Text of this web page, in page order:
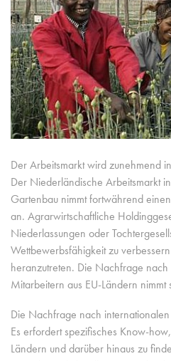
Der Arbeitsmarkt wird zunehmend
Der Niederländische Arbeitsmarkt
Gartenbau nimmt fortwährend
an. Agrarwirtschaftliche
Niederlassungen oder
Wettbewerbsfähigkeit zu
heranzutreten. Die Nachfrage
Mitarbeitern aus EU-Ländern nimmt
Die Nachfrage nach
Es erfordert spezifisches Know-
Ländern und darüber hinaus zu